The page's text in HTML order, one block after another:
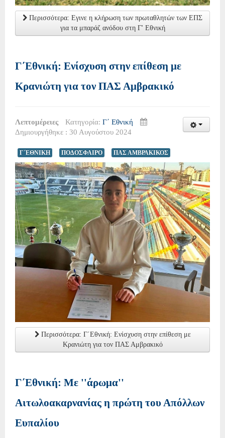
Περισσότερα: Εγινε η κλήρωση των πρωταθλητών των ΕΠΣ
για τα μπαράζ ανόδου στη Γ' Εθνική
Γ΄Εθνική: Ενίσχυση στην επίθεση με
Κρανιώτη για τον ΠΑΣ Αμβρακικό
Λεπτομέρειες Κατηγορία: Γ΄ Εθνική
Δημιουργήθηκε : 30 Αυγούστου 2024
Γ΄ΕΘΝΙΚΗ ΠΟΔΟΣΦΑΙΡΟ ΠΑΣ ΑΜΒΡΑΚΙΚΟΣ
Περισσότερα: Γ΄Εθνική: Ενίσχυση στην επίθεση με
Κρανιώτη για τον ΠΑΣ Αμβρακικό
Γ΄Εθνική: Με ''άρωμα''
Αιτωλοακαρνανίας η πρώτη του Απόλλων
Ευπαλίου